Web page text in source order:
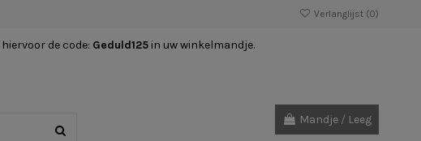
Verlanglijst (0)
de code: Geduld125 in uw winkelmandje.
Mandje / Leeg